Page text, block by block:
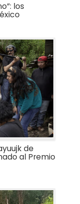
los
de
al Premio